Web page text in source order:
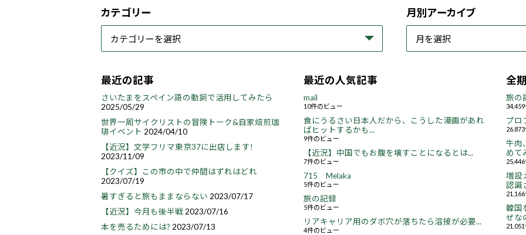
カテゴリー 月別アーカイブ
最近の記事
さいたまをスペイン語の動詞で活用してみたら
2025/05/29
世界一周サイクリストの冒険トーク&自家焙煎珈
琲イベント 2024/04/10
【近況】文学フリマ東京37に出店します!
2023/11/09
【クイズ】この市の中で仲間はずれはどれ
2023/07/19
暑すぎると旅もままならない 2023/07/17
【近況】今月も後半戦 2023/07/16
本を売るためには? 2023/07/13
最近の人気記事
mail
10件のビュー
食にうるさい日本人だから、こうした漫画があれ
ばヒットするかも...
9件のビュー
【近況】中国でもお腹を壊すことになるとは...
7件のビュー
715 Melaka
5件のビュー
旅の記録
5件のビュー
リアキャリア用のダボ穴が落ちたら溶接が必要...
4件のビュー
全
旅の
プロ
牛肉
めて
増設
認識
韓国
ぜな